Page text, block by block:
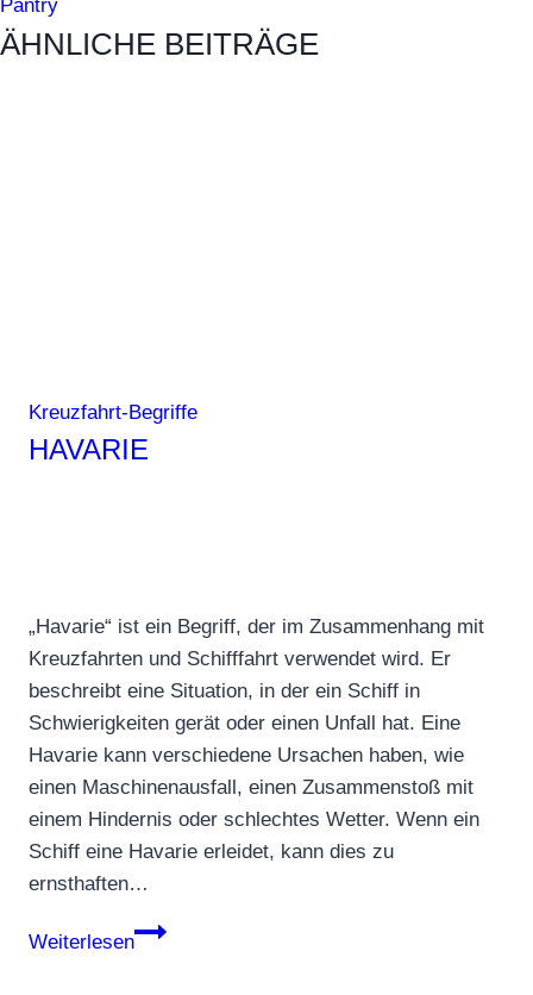
Pantry
ÄHNLICHE BEITRÄGE
Kreuzfahrt-Begriffe
HAVARIE
„Havarie“ ist ein Begriff, der im Zusammenhang mit
Kreuzfahrten und Schifffahrt verwendet wird. Er
beschreibt eine Situation, in der ein Schiff in
Schwierigkeiten gerät oder einen Unfall hat. Eine
Havarie kann verschiedene Ursachen haben, wie
einen Maschinenausfall, einen Zusammenstoß mit
einem Hindernis oder schlechtes Wetter. Wenn ein
Schiff eine Havarie erleidet, kann dies zu
ernsthaften…
Weiterlesen
Havarie